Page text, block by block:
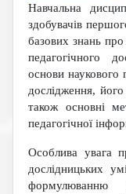
Навчальна
здобувачів
базових знань про
педагогічного
основи наукового
дослідження,
також основні
педагогічної
Особлива увага
дослідницьких
формулюванню